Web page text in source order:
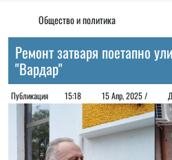
Общество и политика
Ремонт затваря поетапно
"Вардар"
Публикация 15:18 15 Апр, 2025 /